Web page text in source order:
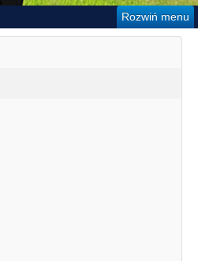
Rozwiń menu